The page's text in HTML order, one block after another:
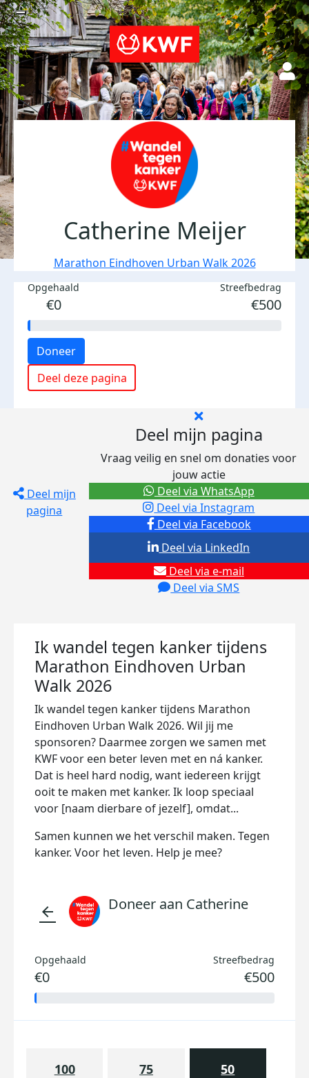
Catherine Meijer
Marathon Eindhoven Urban Walk 2026
Opgehaald
€0
Streefbedrag
€500
Doneer
Deel deze pagina
Deel mijn
pagina
Deel mijn pagina
Vraag veilig en snel om donaties voor
jouw actie
Deel via Facebook
Deel via Instagram
Deel via e-mail
Deel via SMS
Deel via LinkedIn
Deel via WhatsApp
Ik wandel tegen kanker tijdens
Marathon Eindhoven Urban
Walk 2026
Ik wandel tegen kanker tijdens Marathon
Eindhoven Urban Walk 2026. Wil jij me
sponsoren? Daarmee zorgen we samen met
KWF voor een beter leven met en ná kanker.
Dat is heel hard nodig, want iedereen krijgt
ooit te maken met kanker. Ik loop speciaal
voor [naam dierbare of jezelf], omdat...
Samen kunnen we het verschil maken. Tegen
kanker. Voor het leven. Help je mee?
arrow_back Doneer aan Catherine
Opgehaald
€0
Streefbedrag
€500
100 75 50